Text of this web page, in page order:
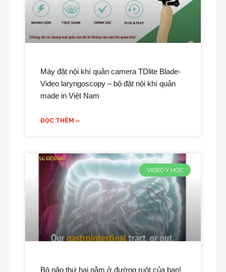
Máy đặt nội khí quản camera TDlite Blade-
Video laryngoscopy – bộ đặt nội khí quản
made in Việt Nam
ĐỌC THÊM »
VIDEO Y HỌC
Bộ não thứ hai nằm ở đường ruột của bạn!